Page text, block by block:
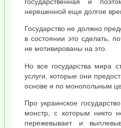
нерешенной еще долгое
Государство не должно
в состоянии это сделать,
не мотивированы на это.
Но все государства мира
услуги, которые они
основе и по монопольным
Про украинское
монстр, с которым никто
пережевывает и